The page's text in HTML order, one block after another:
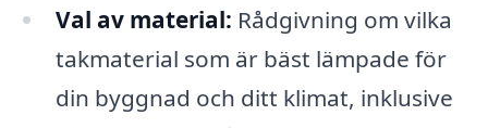
Val av material: Rådgivning om vilka
takmaterial som är bäst lämpade för
din byggnad och ditt klimat, inklusive